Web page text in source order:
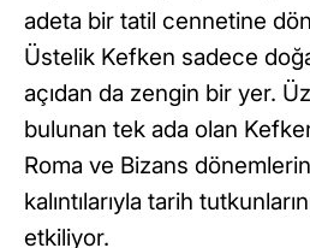
adeta bir tatil cennetine
Üstelik Kefken sadece
açıdan da zengin bir yer.
bulunan tek ada olan
Roma ve Bizans
kalıntılarıyla tarih
etkiliyor.